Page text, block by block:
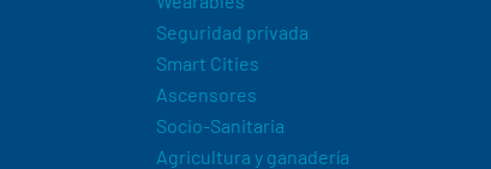
Seguridad privada
Smart Cities
Ascensores
Socio-Sanitaria
Agricultura y ganadería